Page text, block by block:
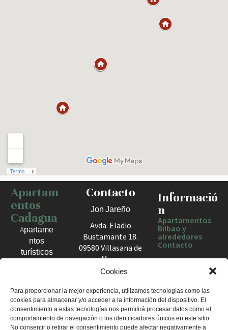
Cookies
Para proporcionar la mejor experiencia, utilizamos tecnologías como las
cookies para almacenar y/o acceder a la información del dispositivo. El
consentimiento a estas tecnologías nos permitirá procesar datos como el
comportamiento de navegación o los identificadores únicos en este sitio.
No consentir o retirar el consentimiento puede afectar negativamente a
Haz clic para activar el mapa
Apartam
entos
Cadagua
Apartame
ntos
turísticos
el Valle
de Mena.
Estancias
cómodas
Contacto
Jon Jareño
Avda. Eladio
Bustamante 18.
09580 Villasana de
Mena
España
+34 675 602
960
apartamentosc
Informació
n
Apartamentos
Bilbao y
alrededores
Contacto